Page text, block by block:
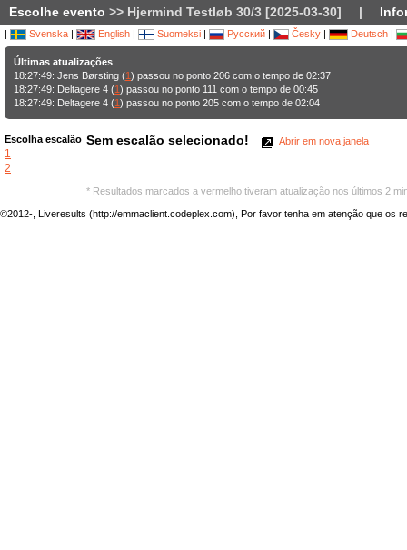
Escolhe evento >> Hjermind Testløb 30/3 [2025-03-30] |
| Svenska | English | Suomeksi | Русский | Česky | Deutsch |
Últimas atualizações
18:27:49: Jens Børsting (1) passou no ponto 206 com o tempo de 02:37
18:27:49: Deltagere 4 (1) passou no ponto 111 com o tempo de 00:45
18:27:49: Deltagere 4 (1) passou no ponto 205 com o tempo de 02:04
Escolha escalão
1
2
Sem escalão selecionado! Abrir em nova janela
* Resultados marcados a vermelho tiveram atualização nos últimos 2
©2012-, Liveresults (http://emmaclient.codeplex.com), Por favor tenha em atenção que os